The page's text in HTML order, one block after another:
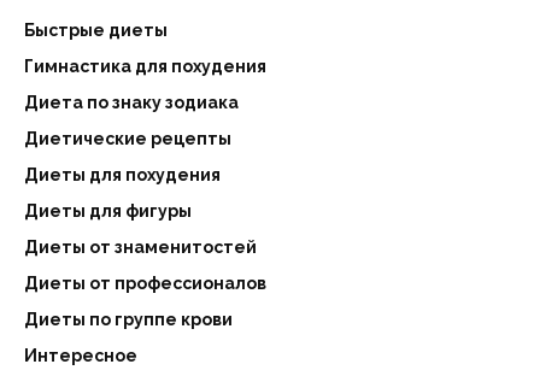
Быстрые диеты
Гимнастика для похудения
Диета по знаку зодиака
Диетические рецепты
Диеты для похудения
Диеты для фигуры
Диеты от знаменитостей
Диеты от профессионалов
Диеты по группе крови
Интересное